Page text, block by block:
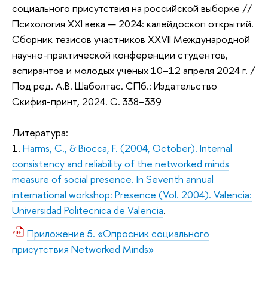
социального присутствия на российской выборке //
Психология XXI века — 2024: калейдоскоп открытий.
Сборник тезисов участников XXVII Международной
научно-практической конференции студентов,
аспирантов и молодых ученых 10–12 апреля 2024 г. /
Под ред. А.В. Шаболтас. СПб.: Издательство
Скифия-принт, 2024. С. 338–339
Литература:
1. Harms, C., & Biocca, F. (2004, October). Internal
consistency and reliability of the networked minds
measure of social presence. In Seventh annual
international workshop: Presence (Vol. 2004). Valencia:
Universidad Politecnica de Valencia.
Приложение 5. «Опросник социального
присутствия Networked Minds»